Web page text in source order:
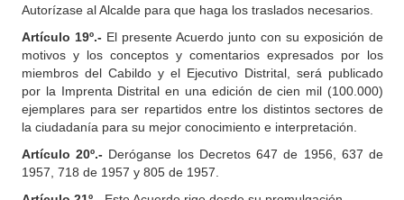
Autorízase al Alcalde para que haga los traslados necesarios.
Artículo 19º.- El presente Acuerdo junto con su exposición de
motivos y los conceptos y comentarios expresados por los
miembros del Cabildo y el Ejecutivo Distrital, será publicado
por la Imprenta Distrital en una edición de cien mil (100.000)
ejemplares para ser repartidos entre los distintos sectores de
la ciudadanía para su mejor conocimiento e interpretación.
Artículo 20º.- Deróganse los Decretos 647 de 1956, 637 de
1957, 718 de 1957 y 805 de 1957.